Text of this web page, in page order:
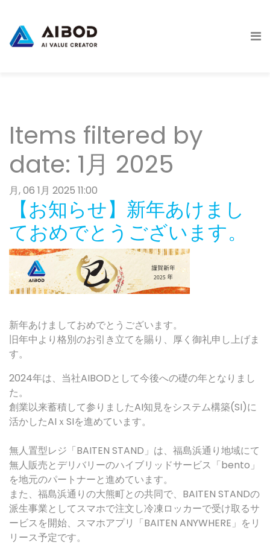
Items filtered by
date: 1月 2025
月, 06 1月 2025 11:00
【お知らせ】新年あけまし
ておめでとうございます。
新年あけましておめでとうございます。
旧年中より格別のお引き立てを賜り、厚く御礼申し上げま
す。
2024年は、 当社AIBODとして今後への礎の年となりまし
た。
創業以来蓄積して参りましたAI知見をシステム構築(SI)に
活かしたAIｘSIを進めています。
無人置型レジ「BAITEN STAND」は、 福島浜通り地域にて
無人販売とデリバリーのハイブリッドサービス 「bento」
を地元のパートナーと進めています。
また、福島浜通りの大熊町との共同で、BAITEN STANDの
派生事業としてスマホで注文し冷凍ロッカーで受け取るサ
ービスを開始、スマホアプリ「BAITEN ANYWHERE」をリ
リース予定です。